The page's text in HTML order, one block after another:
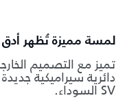
لمسة مميزة تُظهر أدق
دائرية سيراميكية
SV السوداء.